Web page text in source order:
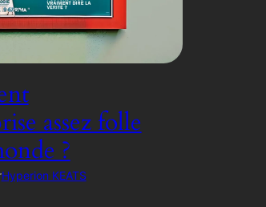
assez folle
?
Hyperion KEATS